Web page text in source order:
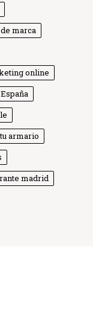
marca
online
armario
madrid